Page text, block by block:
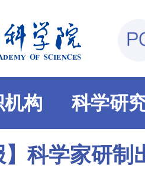
构 科学研
】科学家研